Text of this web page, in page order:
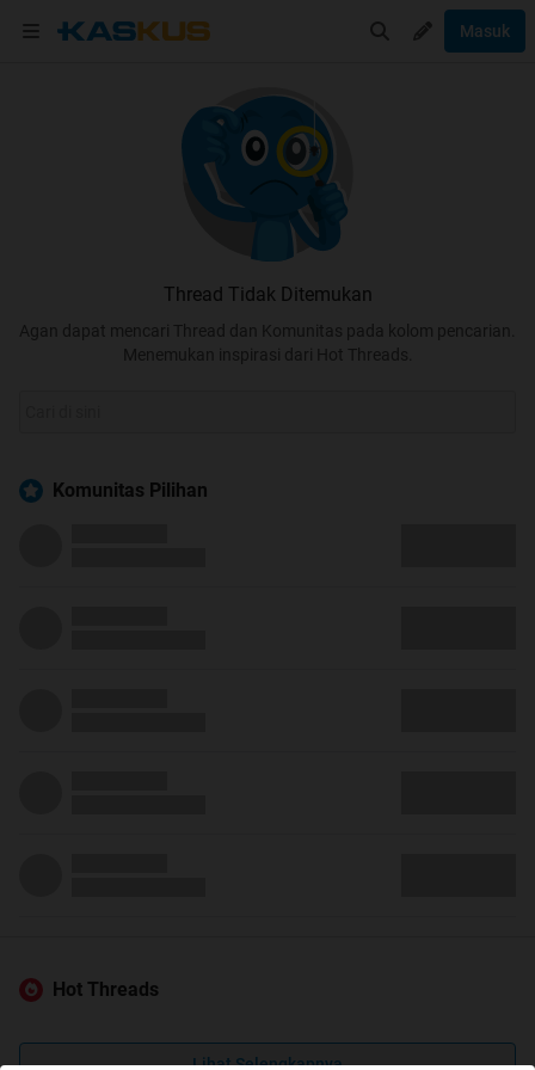
Masuk
Thread Tidak Ditemukan
Agan dapat mencari Thread dan Komunitas pada kolom pencarian.
Menemukan inspirasi dari Hot Threads.
Komunitas Pilihan
Hot Threads
Lihat Selengkapnya